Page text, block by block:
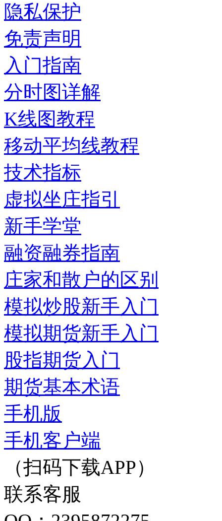
隐私保护
免责声明
入门指南
分时图详解
K线图教程
移动平均线教程
技术指标
虚拟坐庄指引
新手学堂
融资融券指南
庄家和散户的区别
模拟炒股新手入门
模拟期货新手入门
股指期货入门
期货基本术语
手机版
手机客户端
（扫码下载APP）
联系客服